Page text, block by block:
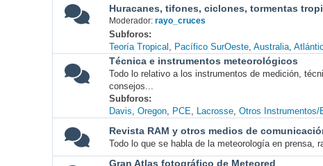
Huracanes, tifones, ciclones, tormentas
Moderador: rayo_cruces
Subforos
Teoría Tropical
Pacífico SurOeste Australia
Técnica e instrumentos meteorológicos
Todo lo relativo a los instrumentos de medición,
consejos...
Subforos
Davis Oregon PCE Lacrosse Otros Instrumentos/
Revista RAM y otros medios de
Todo lo que se habla de la meteorología en prensa,
Gran Atlas fotográfico de Meteored